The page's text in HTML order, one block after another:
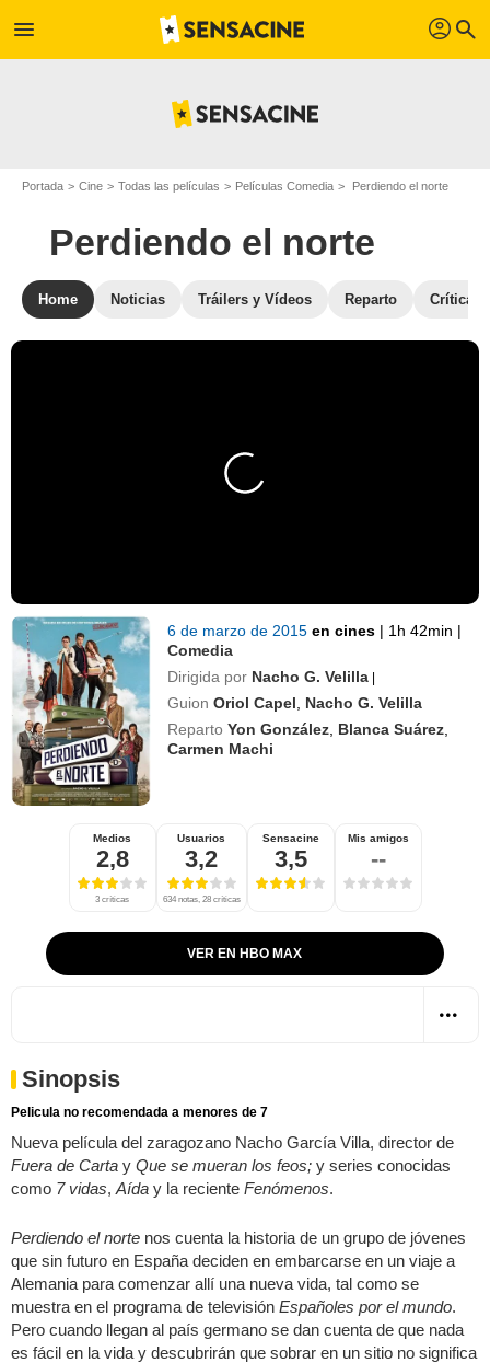
menu profil search
Portada Cine Todas las películas Películas Comedia Perdiendo el norte
Perdiendo el norte
Home Noticias Tráilers y Vídeos Reparto Críticas
6 de marzo de 2015en cines | 1h 42min |
Comedia
Dirigida por Nacho G. Velilla |
Guion Oriol Capel
Nacho G. Velilla
Reparto Yon González Blanca Suárez
Carmen Machi
Medios
2,8
3 críticas
Usuarios
3,2
634 notas, 28 críticas
Sensacine
3,5
Mis amigos
--
VER EN HBO MAX
Sinopsis
Pelicula no recomendada a menores de 7
Nueva película del zaragozano Nacho García Villa, director de
Fuera de Carta y Que se mueran los feos; y series conocidas
como 7 vidas, Aída y la reciente Fenómenos.
Perdiendo el norte nos cuenta la historia de un grupo de jóvenes
que sin futuro en España deciden en embarcarse en un viaje a
Alemania para comenzar allí una nueva vida, tal como se
muestra en el programa de televisión Españoles por el mundo.
Pero cuando llegan al país germano se dan cuenta de que nada
es fácil en la vida y descubrirán que sobrar en un sitio no significa